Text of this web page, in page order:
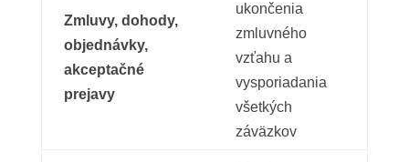
Zmluvy, dohody,
objednávky,
akceptačné
prejavy
ukončenia
zmluvného
vzťahu a
vysporiadania
všetkých
záväzkov